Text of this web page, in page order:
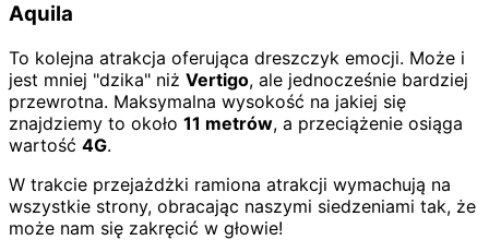
Aquila
To kolejna atrakcja oferująca dreszczyk emocji. Może i
jest mniej "dzika" niż Vertigo, ale jednocześnie bardziej
przewrotna. Maksymalna wysokość na jakiej się
znajdziemy to około 11 metrów, a przeciążenie osiąga
wartość 4G.
W trakcie przejażdżki ramiona atrakcji wymachują na
wszystkie strony, obracając naszymi siedzeniami tak, że
może nam się zakręcić w głowie!